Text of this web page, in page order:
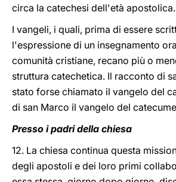
circa la catechesi dell'età apostolica.
I vangeli, i quali, prima di essere
l'espressione di un insegnamento
comunità cristiane, recano più o
struttura catechetica. Il racconto di
stato forse chiamato il vangelo del
di san Marco il vangelo del
Presso i padri della chiesa
12. La chiesa continua questa
degli apostoli e dei loro primi